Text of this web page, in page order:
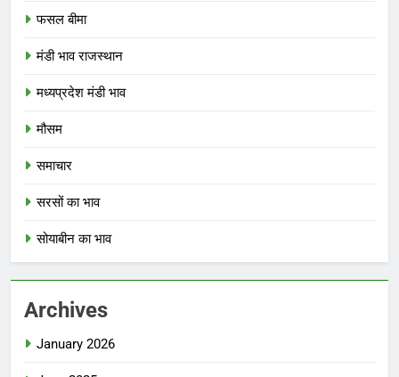
फसल बीमा
मंडी भाव राजस्थान
मध्यप्रदेश मंडी भाव
मौसम
समाचार
सरसों का भाव
सोयाबीन का भाव
Archives
January 2026